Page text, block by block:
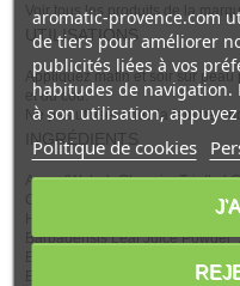
Voir tous les produits de la
UTILISATIONS
Appliquez matin et soir sur
et du cou.
Ne pas utiliser chez la femme
INGRÉDIENTS
Aqua (Water), Glycerin, Triethyl
Chinensis (Jojoba) Seed Oil*,
Hydrogenated Lecithin,
Barbadensis Leaf Juice
Extract, Lens Esculenta (Lentil)
Extract, Gellan Gum, Sodium
aromatic-provence.com
de tiers pour améliorer
publicités liées à vos
habitudes de navigation.
à son utilisation,
Politique de cookies